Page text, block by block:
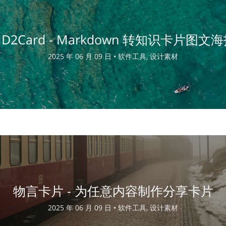
- Markdown 转知识卡片图文
2025 年 06 月 09 日 •软件工具, 设计素材
物言卡片 - 为任意内容制作分享卡片
2025 年 06 月 09 日 • 软件工具, 设计素材